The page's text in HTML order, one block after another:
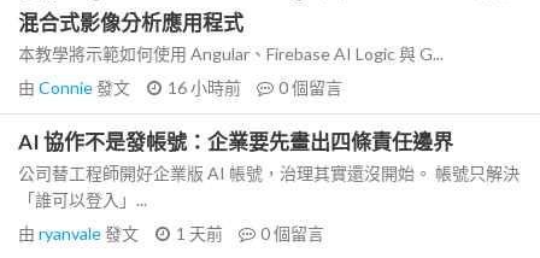
混合式影像分析應用程式
本教學將示範如何使用 Angular、Firebase AI Logic 與 G...
由 Connie發文 16 小時前 0個留言
AI 協作不是發帳號：企業要先畫出四條責任邊界
公司替工程師開好企業版 AI 帳號，治理其實還沒開始。 帳號只解決
「誰可以登入」...
由 ryanvale發文 1 天前 0個留言